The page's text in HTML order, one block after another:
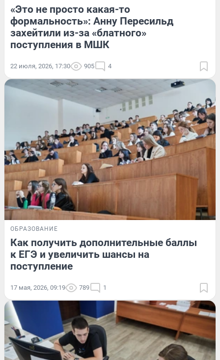
«Это не просто какая-то
формальность»: Анну Пересильд
захейтили из-за «блатного»
поступления в МШК
22 июля, 2026, 17:30 905 4
ОБРАЗОВАНИЕ
Как получить дополнительные баллы
к ЕГЭ и увеличить шансы на
поступление
17 мая, 2026, 09:19 789 1